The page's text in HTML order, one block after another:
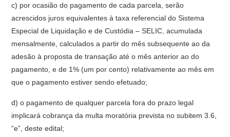
c) por ocasião do pagamento de cada parcela, serão
acrescidos juros equivalentes à taxa referencial do Sistema
Especial de Liquidação e de Custódia – SELIC, acumulada
mensalmente, calculados a partir do mês subsequente ao da
adesão à proposta de transação até o mês anterior ao do
pagamento, e de 1% (um por cento) relativamente ao mês em
que o pagamento estiver sendo efetuado;
d) o pagamento de qualquer parcela fora do prazo legal
implicará cobrança da multa moratória prevista no subitem 3.6,
“e”, deste edital;